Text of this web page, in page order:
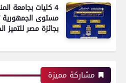
مستوى الجمهورية
بجائزة مصر للتميز
مشاركة مميزة